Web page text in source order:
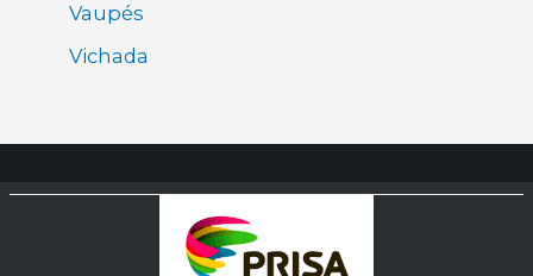
Vaupés
Vichada